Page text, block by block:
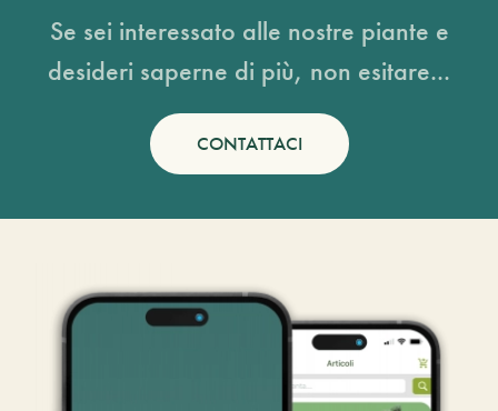
Se sei interessato alle nostre piante e
desideri saperne di più, non esitare...
CONTATTACI